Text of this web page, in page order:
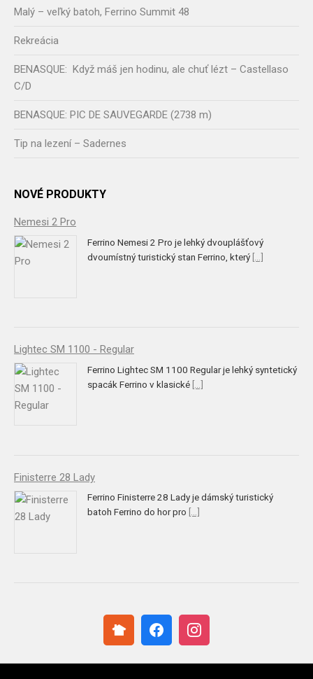
Malý – veľký batoh, Ferrino Summit 48
Rekreácia
BENASQUE: Když máš jen hodinu, ale chuť lézt – Castellaso
C/D
BENASQUE: PIC DE SAUVEGARDE (2738 m)
Tip na lezení – Sadernes
NOVÉ PRODUKTY
Nemesi 2 Pro
Ferrino Nemesi 2 Pro je lehký dvouplášťový
dvoumístný turistický stan Ferrino, který [...]
Lightec SM 1100 - Regular
Ferrino Lightec SM 1100 Regular je lehký syntetický
spacák Ferrino v klasické [...]
Finisterre 28 Lady
Ferrino Finisterre 28 Lady je dámský turistický
batoh Ferrino do hor pro [...]